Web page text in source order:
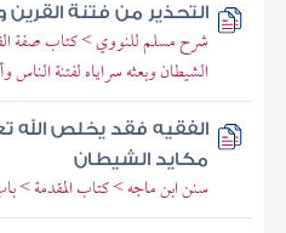
التحذير من فتنة
شرح مسلم للنووي > كتاب صفة
الشيطان وبعثه سراياه لفتنة الناس
الفقيه فقد يخلص الله
مكايد الشيطان
سنن ابن ماجه > كتاب المقدمة >